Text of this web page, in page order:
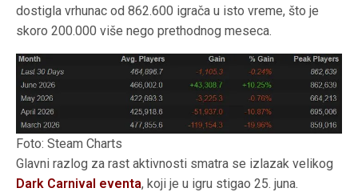
dostigla vrhunac od 862.600 igrača u isto vreme, što je
skoro 200.000 više nego prethodnog meseca.
Foto: Steam Charts
Glavni razlog za rast aktivnosti smatra se izlazak velikog
Dark Carnival eventa, koji je u igru stigao 25. juna.